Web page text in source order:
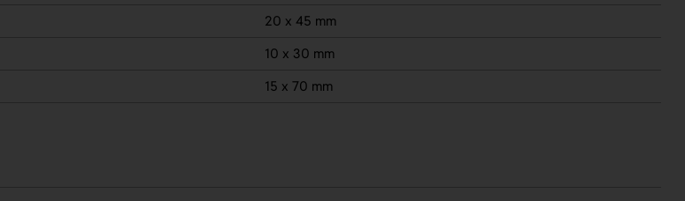
20 x 45 mm
10 x 30 mm
15 x 70 mm